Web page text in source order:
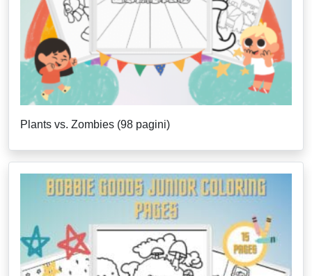
Plants vs. Zombies (98 pagini)